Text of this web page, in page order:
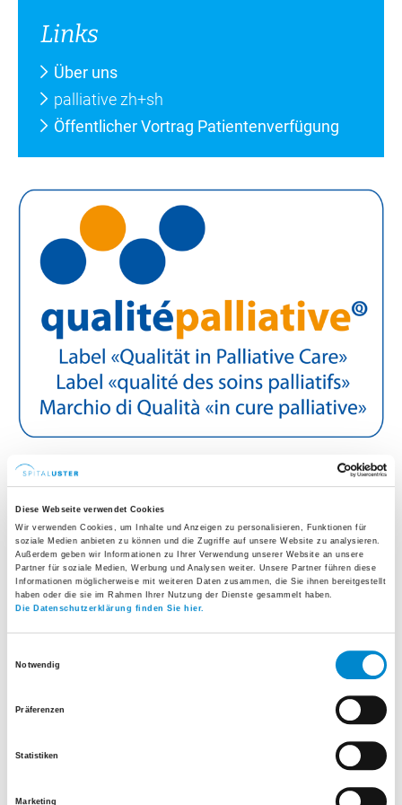
Diese Webseite verwendet Cookies
Wir verwenden Cookies, um Inhalte und Anzeigen zu personalisieren, Funktionen für
soziale Medien anbieten zu können und die Zugriffe auf unsere Website zu analysieren.
Außerdem geben wir Informationen zu Ihrer Verwendung unserer Website an unsere
Partner für soziale Medien, Werbung und Analysen weiter. Unsere Partner führen diese
Informationen möglicherweise mit weiteren Daten zusammen, die Sie ihnen bereitgestellt
haben oder die sie im Rahmen Ihrer Nutzung der Dienste gesammelt haben.
Die Datenschutzerklärung finden Sie hier.
Notwendig
Präferenzen
Statistiken
Marketing
Links
Über uns
palliative zh+sh
Öffentlicher Vortrag Patientenverfügung
Team